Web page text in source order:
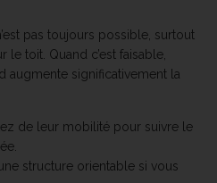
pas toujours possible, surtout
le toit. Quand c’est faisable,
augmente significativement la
de leur mobilité pour suivre le
structure orientable si vous